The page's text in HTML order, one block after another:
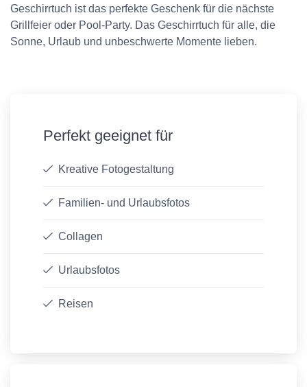
Geschirrtuch ist das perfekte Geschenk für die nächste
Grillfeier oder Pool-Party. Das Geschirrtuch für alle, die
Sonne, Urlaub und unbeschwerte Momente lieben.
Perfekt geeignet für
Kreative Fotogestaltung
Familien- und Urlaubsfotos
Collagen
Urlaubsfotos
Reisen